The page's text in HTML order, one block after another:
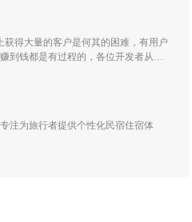
得大量的客户是何其的困难，有用户
到钱都是有过程的，各位开发者从开
注为旅行者提供个性化民宿住宿体